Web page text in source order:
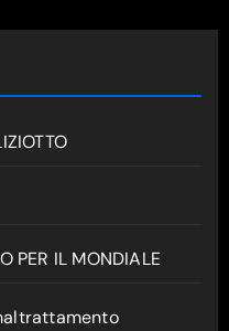
PER IL MONDIALE